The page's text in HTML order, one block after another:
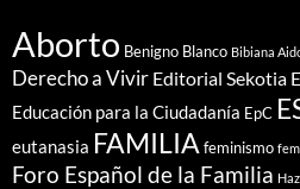
Aborto Benigno Blanco Bibiana
Derecho a Vivir Editorial Sekotia
Educación para la Ciudadanía EpC
eutanasia FAMILIA feminismo
Foro Español de la Familia